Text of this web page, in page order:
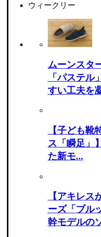
ウィークリー
ムーンスタ
「パステル
すい工夫を
【子ども靴
ス「瞬足」
た新モ...
【アキレス
ーズ「ブル
幹モデルの